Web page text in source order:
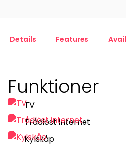
Details Features
Funktioner
TV
Trådlöst internet
Kylskåp